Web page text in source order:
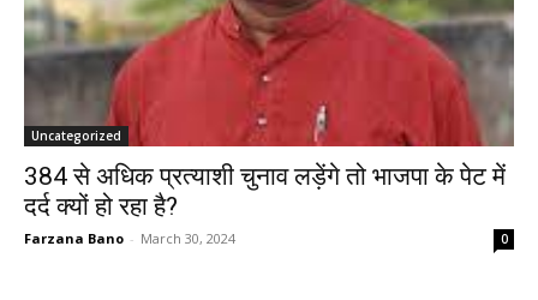
Uncategorized
384 से अधिक प्रत्याशी चुनाव लड़ेंगे तो भाजपा के पेट में
दर्द क्यों हो रहा है?
Farzana Bano - March 30, 2024 0